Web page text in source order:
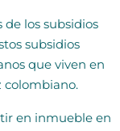
los subsidios
subsidios
que viven en
colombiano.
en inmueble en